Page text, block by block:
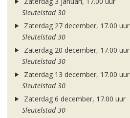
Sleutelstad 30
Zaterdag 27 december, 17.00 uur
Sleutelstad 30
Zaterdag 20 december, 17.00 uur
Sleutelstad 30
Zaterdag 13 december, 17.00 uur
Sleutelstad 30
Zaterdag 6 december, 17.00 uur
Sleutelstad 30